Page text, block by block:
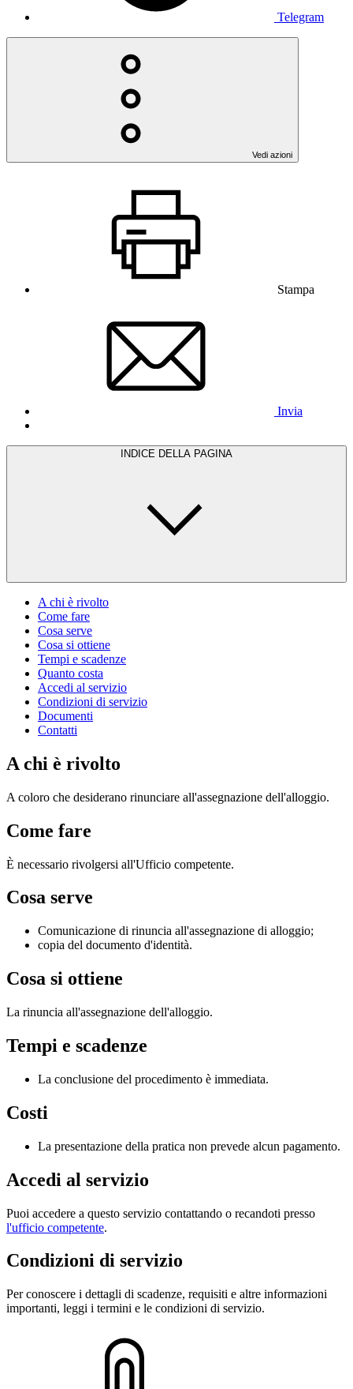
Telegram
Vedi azioni
Stampa
Invia
INDICE DELLA PAGINA
A chi è rivolto
Come fare
Cosa serve
Cosa si ottiene
Tempi e scadenze
Quanto costa
Accedi al servizio
Condizioni di servizio
Documenti
Contatti
A chi è rivolto
A coloro che desiderano rinunciare all'assegnazione dell'alloggio.
Come fare
È necessario rivolgersi all'Ufficio competente.
Cosa serve
Comunicazione di rinuncia all'assegnazione di alloggio;
copia del documento d'identità.
Cosa si ottiene
La rinuncia all'assegnazione dell'alloggio.
Tempi e scadenze
La conclusione del procedimento è immediata.
Costi
La presentazione della pratica non prevede alcun pagamento.
Accedi al servizio
Puoi accedere a questo servizio contattando o recandoti presso
l'ufficio competente.
Condizioni di servizio
Per conoscere i dettagli di scadenze, requisiti e altre informazioni
importanti, leggi i termini e le condizioni di servizio.